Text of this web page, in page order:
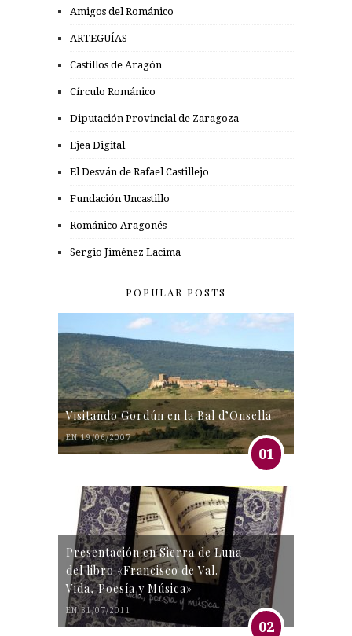
Amigos del Románico
ARTEGUÍAS
Castillos de Aragón
Círculo Románico
Diputación Provincial de Zaragoza
Ejea Digital
El Desván de Rafael Castillejo
Fundación Uncastillo
Románico Aragonés
Sergio Jiménez Lacima
POPULAR POSTS
Visitando Gordún en la Bal d’Onsella.
EN 19/06/2007
01
Presentación en Sierra de Luna
del libro «Francisco de Val.
Vida, Poesía y Música»
EN 31/07/2011
02